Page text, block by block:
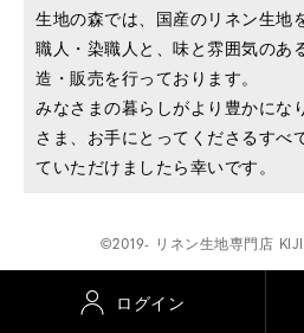
生地の森では、国産のリネン生地
職人・染職人と、味と雰囲気のあ
造・販売を行っております。
みなさまの暮らしがより豊かにな
さま、お手にとってくださるすべ
ていただけましたら幸いです。
©2019- リネン生地専門店
ログイン